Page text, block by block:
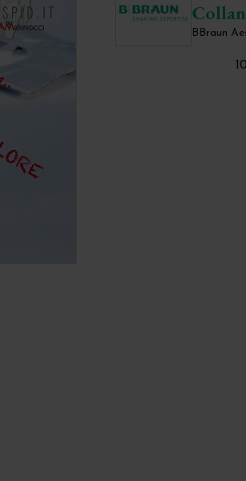
BBraun